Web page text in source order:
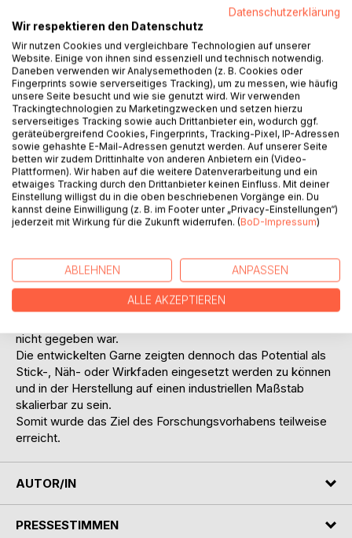
Das Ziel des Forschungsvorhabens war die Entwicklung
feintitriger Garne aus Hochleistungsthermoplasten mit
produktspezifischem mechanischem und
thermomechanischem Verhalten und der Nachweis deren
Verarbeitung in der textilen Produktionskette. Bei den
Garneigenschaften stand insbesondere die Faserfestigkeit,
mit einem Zielwert > 50 cN/tex und der variabel
einstellbare Faserschrumpf im Vordergrund, um
verschiedenste Anwendungsfelder bedienen zu können.
Nach der Festlegung auf den Hochleistungsthermoplasten
PEEK wurden zunächst Referenzgarne aus kommerziellen
PEEK-Typen hergestellt und im Anschluss über den
Prozess des Blendens mit hochmolekularen PEEK-Typen
das Materialverhalten der Ausgangpolymere angepasst und
resultierenden Fasereigenschaften bewertet. Dabei stellte
sich heraus, dass alle Anforderungen an die mechanischen
Eigenschaften erfüllt werden konnten, jedoch der positive
Einfluss auf den thermomechanischen Schrumpf nicht
nicht gegeben war.
Die entwickelten Garne zeigten dennoch das Potential als
Stick-, Näh- oder Wirkfaden eingesetzt werden zu können
und in der Herstellung auf einen industriellen Maßstab
skalierbar zu sein.
Somit wurde das Ziel des Forschungsvorhabens teilweise
erreicht.
AUTOR/IN
PRESSESTIMMEN
Datenschutzerklärung
Wir respektieren den Datenschutz
Wir nutzen Cookies und vergleichbare Technologien auf unserer
Website. Einige von ihnen sind essenziell und technisch notwendig.
Daneben verwenden wir Analysemethoden (z. B. Cookies oder
Fingerprints sowie serverseitiges Tracking), um zu messen, wie häufig
unsere Seite besucht und wie sie genutzt wird. Wir verwenden
Trackingtechnologien zu Marketingzwecken und setzen hierzu
serverseitiges Tracking sowie auch Drittanbieter ein, wodurch ggf.
geräteübergreifend Cookies, Fingerprints, Tracking-Pixel, IP-Adressen
sowie gehashte E-Mail-Adressen genutzt werden. Auf unserer Seite
betten wir zudem Drittinhalte von anderen Anbietern ein (Video-
Plattformen). Wir haben auf die weitere Datenverarbeitung und ein
etwaiges Tracking durch den Drittanbieter keinen Einfluss. Mit deiner
Einstellung willigst du in die oben beschriebenen Vorgänge ein. Du
kannst deine Einwilligung (z. B. im Footer unter „Privacy-Einstellungen“)
jederzeit mit Wirkung für die Zukunft widerrufen. (BoD-Impressum)
ABLEHNEN ANPASSEN
ALLE AKZEPTIEREN